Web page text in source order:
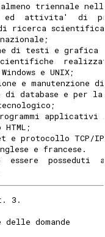
triennale
ed  attivita'  di
ricerca scientifica
di testi e grafica
e UNIX;
e manutenzione
di database e per
applicativi
e protocollo TCP/
e francese.
essere  posseduti
3.
delle domande